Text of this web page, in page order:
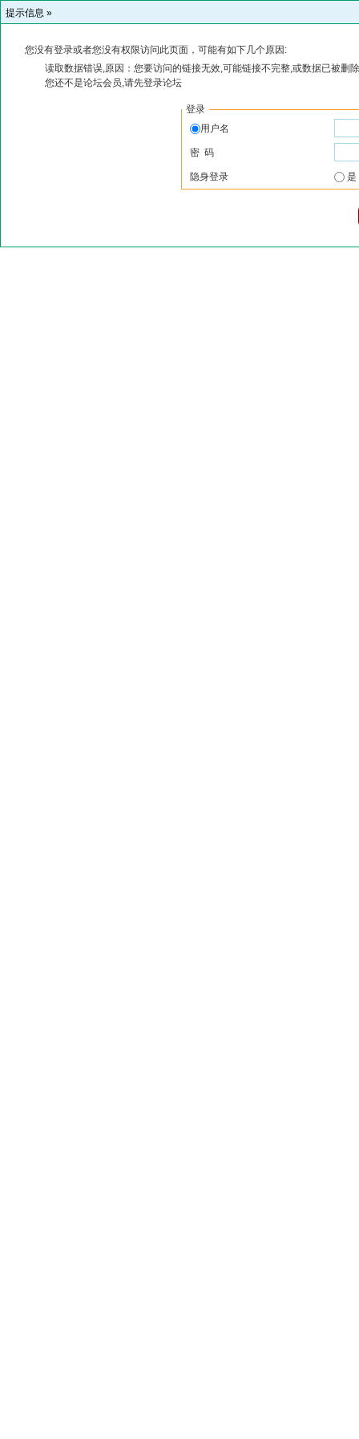
提示信息 »
您没有登录或者您没有权限访问此页面，可能有如下几个原因:
读取数据错误,原因：您要访问的链接无效,可能链接不完整,或数据已被删
您还不是论坛会员,请先登录论坛
登录
用户名
密 码
隐身登录